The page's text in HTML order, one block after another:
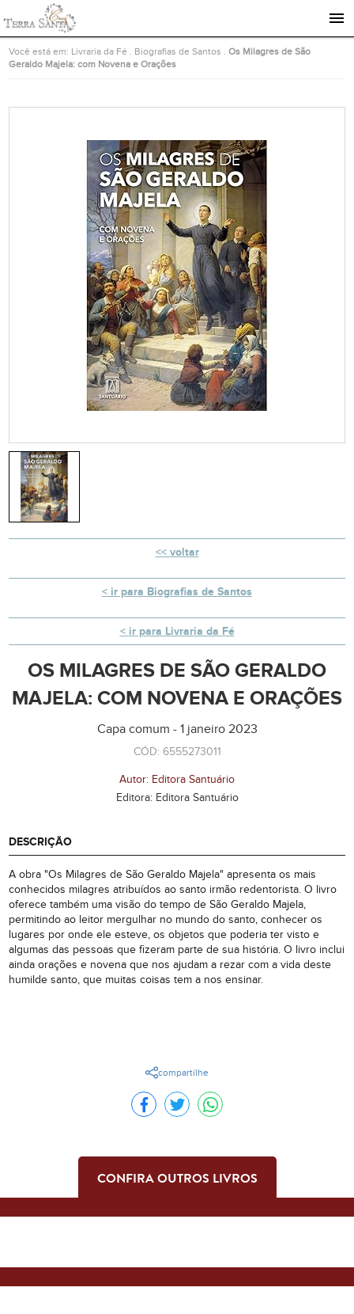
Ir para a página inicial
Você está em: Livraria da Fé Biografias de Santos .Os Milagres de São
Geraldo Majela: com Novena e Orações
voltar
ir para Biografias de Santos
ir para Livraria da Fé
OS MILAGRES DE SÃO GERALDO
MAJELA: COM NOVENA E ORAÇÕES
Capa comum - 1 janeiro 2023
CÓD: 6555273011
Autor: Editora Santuário
Editora: Editora Santuário
DESCRIÇÃO
A obra "Os Milagres de São Geraldo Majela" apresenta os mais
conhecidos milagres atribuídos ao santo irmão redentorista. O livro
oferece também uma visão do tempo de São Geraldo Majela,
permitindo ao leitor mergulhar no mundo do santo, conhecer os
lugares por onde ele esteve, os objetos que poderia ter visto e
algumas das pessoas que fizeram parte de sua história. O livro inclui
ainda orações e novena que nos ajudam a rezar com a vida deste
humilde santo, que muitas coisas tem a nos ensinar.
compartilhe
CONFIRA OUTROS LIVROS